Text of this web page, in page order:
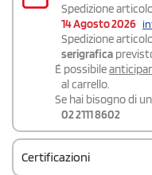
Spedizione
14 Agosto 2026
Spedizione
serigrafica
É possibile
al carrello.
Se hai bisogno di
02 2111 8602
Certificazioni